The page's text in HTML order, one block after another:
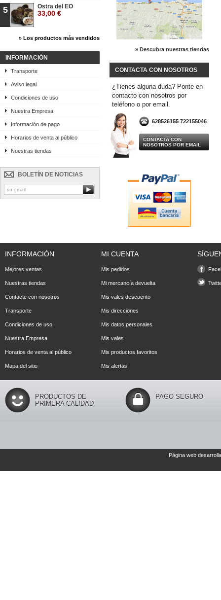
5 Ostra del EO
33,00 €
» Los productos más vendidos
INFORMACIÓN
Transporte
Aviso legal
Condiciones de uso
Nuestra Empresa
Información de pago
Horarios de venta al público
Nuestras tiendas
BOLETÍN DE NOTICIAS
» Descubra nuestras tiendas
CONTACTA CON NOSOTROS
¿Tienes alguna duda? Ponte en
contacto con nosotros por
teléfono o por email.
628526155 722155046
CONTACTA CON
NOSOTROS POR EMAIL
INFORMACIÓN
Mejores ventas
Nuestras tiendas
Contacte con nosotros
Transporte
Condiciones de uso
Nuestra Empresa
Horarios de venta al público
Mapa del sitio
MI CUENTA
Mis pedidos
Mi mercancía devuelta
Mis vales descuento
Mis direcciones
Mis datos personales
Mis vales
Mis productos favoritos
Mis alertas
PRODUCTOS DE
PRIMERA CALIDAD
PAGO SEGURO
Página web